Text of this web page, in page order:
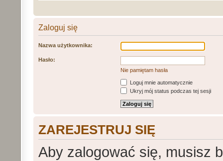
Zaloguj się
Nazwa użytkownika:
Hasło:
Nie pamiętam hasła
Loguj mnie automatycznie
Ukryj mój status podczas tej sesji
ZAREJESTRUJ SIĘ
Aby zalogować się, musisz